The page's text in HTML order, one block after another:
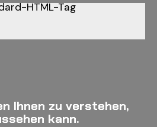
HTML-Tag
Ihnen zu verstehen,
kann.